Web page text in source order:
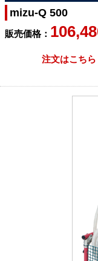
mizu-Q 500
販売価格：
注文はこちら